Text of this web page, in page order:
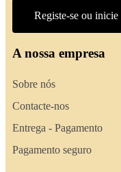
Registe-se ou inicie
A nossa empresa
Sobre nós
Contacte-nos
Entrega - Pagamento
Pagamento seguro